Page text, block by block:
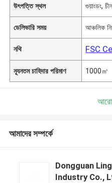
উৎপত্তি স্থল গুয়াংডং,
ডেলিভারি সময় আঞ্চলিক
নথি FSC
ন্যূনতম চাহিদার পরিমাণ 1000㎡
আরো
আমাদের সম্পর্কে
Dongguan
Industry Co.,